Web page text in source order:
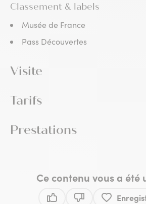
Classement & labels
Musée de France
Pass Découvertes
Visite
Tarifs
Prestations
Ce contenu vous a été